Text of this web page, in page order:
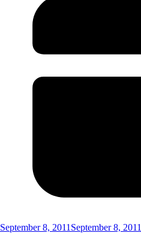
September 8, 2011 September 8, 2011